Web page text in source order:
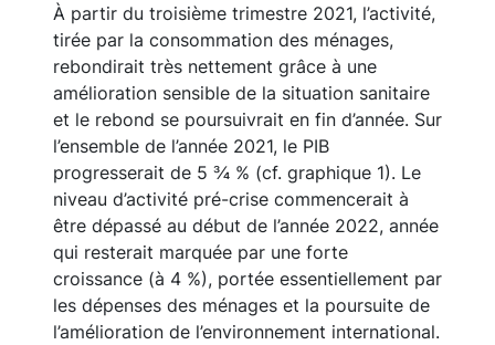
À partir du troisième trimestre 2021, l’activité,
tirée par la consommation des ménages,
rebondirait très nettement grâce à une
amélioration sensible de la situation sanitaire
et le rebond se poursuivrait en fin d’année. Sur
l’ensemble de l’année 2021, le PIB
progresserait de 5 ¾ % (cf. graphique 1). Le
niveau d’activité pré-crise commencerait à
être dépassé au début de l’année 2022, année
qui resterait marquée par une forte
croissance (à 4 %), portée essentiellement par
les dépenses des ménages et la poursuite de
l’amélioration de l’environnement international.